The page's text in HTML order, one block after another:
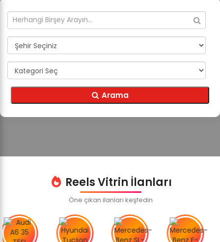
Arama
Reels Vitrin İlanları
Öne çıkan ilanları keşfedin